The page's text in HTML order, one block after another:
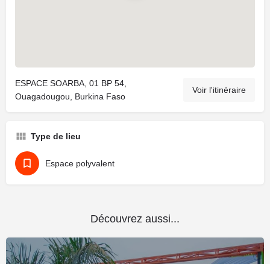
ESPACE SOARBA, 01 BP 54,
Ouagadougou, Burkina Faso
Voir l'itinéraire
Type de lieu
Espace polyvalent
Découvrez aussi...